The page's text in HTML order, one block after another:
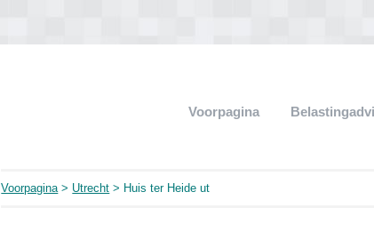
Voorpagina
Voorpagina> Utrecht > Huis ter Heide ut